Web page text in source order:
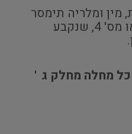
ומלריה תימסר
בטופס מס' 2 או מס' 3 או מס' 4, שנקבע
מחלה מחלק ג '